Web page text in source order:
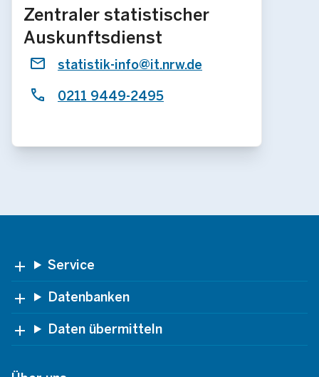
Zentraler statistischer
Auskunftsdienst
statistik-info@it.nrw.de
0211 9449-2495
Footer Service
Datenbanken
Daten übermitteln